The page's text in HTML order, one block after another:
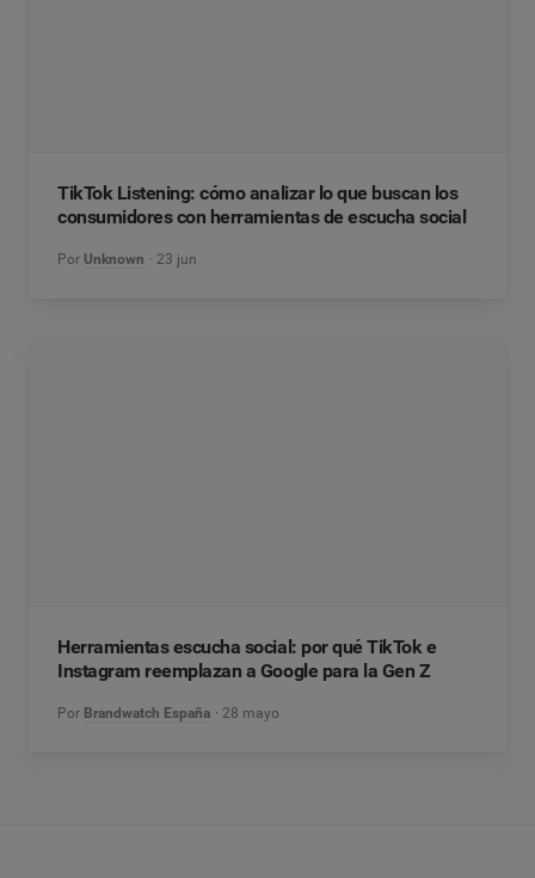
TikTok Listening: cómo analizar lo que buscan los
consumidores con herramientas de escucha social
Por Unknown 23 jun
Herramientas escucha social: por qué TikTok e
Instagram reemplazan a Google para la Gen Z
Por Brandwatch España 28 mayo